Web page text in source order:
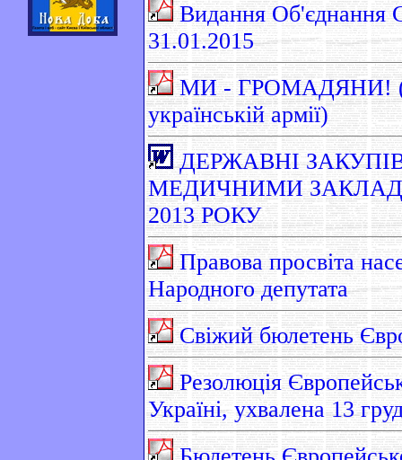
Видання Об'єднання
31.01.2015
МИ - ГРОМАДЯНИ!
українській армії)
ДЕРЖАВНІ
МЕДИЧНИМИ
2013 РОКУ
Правова просвіта
Народного депутата
Свіжий бюлетень
Резолюція
Україні, ухвалена 13